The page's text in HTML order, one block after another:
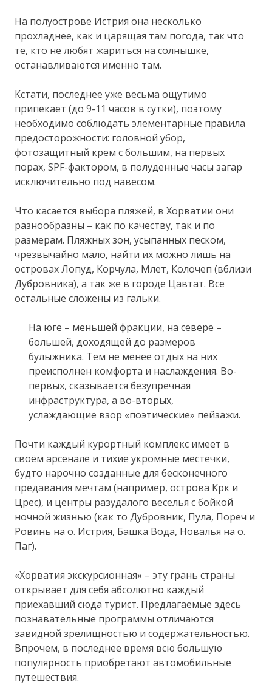
На полуострове Истрия она несколько
прохладнее, как и царящая там погода, так что
те, кто не любят жариться на солнышке,
останавливаются именно там.
Кстати, последнее уже весьма ощутимо
припекает (до 9-11 часов в сутки), поэтому
необходимо соблюдать элементарные правила
предосторожности: головной убор,
фотозащитный крем с большим, на первых
порах, SPF-фактором, в полуденные часы загар
исключительно под навесом.
Что касается выбора пляжей, в Хорватии они
разнообразны – как по качеству, так и по
размерам. Пляжных зон, усыпанных песком,
чрезвычайно мало, найти их можно лишь на
островах Лопуд, Корчула, Млет, Колочеп (вблизи
Дубровника), а так же в городе Цавтат. Все
остальные сложены из гальки.
На юге – меньшей фракции, на севере –
большей, доходящей до размеров
булыжника. Тем не менее отдых на них
преисполнен комфорта и наслаждения. Во-
первых, сказывается безупречная
инфраструктура, а во-вторых,
услаждающие взор «поэтические» пейзажи.
Почти каждый курортный комплекс имеет в
своём арсенале и тихие укромные местечки,
будто нарочно созданные для бесконечного
предавания мечтам (например, острова Крк и
Црес), и центры разудалого веселья с бойкой
ночной жизнью (как то Дубровник, Пула, Пореч и
Ровинь на о. Истрия, Башка Вода, Новалья на о.
Паг).
«Хорватия экскурсионная» – эту грань страны
открывает для себя абсолютно каждый
приехавший сюда турист. Предлагаемые здесь
познавательные программы отличаются
завидной зрелищностью и содержательностью.
Впрочем, в последнее время всю большую
популярность приобретают автомобильные
путешествия.